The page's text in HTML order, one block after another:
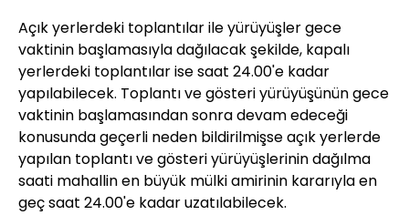
Açık yerlerdeki toplantılar ile yürüyüşler gece
vaktinin başlamasıyla dağılacak şekilde, kapalı
yerlerdeki toplantılar ise saat 24.00'e kadar
yapılabilecek. Toplantı ve gösteri yürüyüşünün gece
vaktinin başlamasından sonra devam edeceği
konusunda geçerli neden bildirilmişse açık yerlerde
yapılan toplantı ve gösteri yürüyüşlerinin dağılma
saati mahallin en büyük mülki amirinin kararıyla en
geç saat 24.00'e kadar uzatılabilecek.